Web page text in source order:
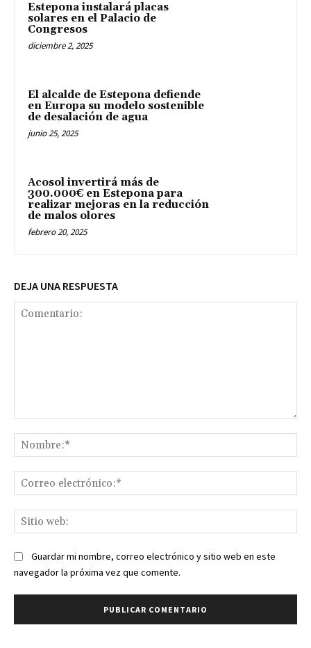
Estepona instalará placas
solares en el Palacio de
Congresos
diciembre 2, 2025
El alcalde de Estepona defiende
en Europa su modelo sostenible
de desalación de agua
junio 25, 2025
Acosol invertirá más de
300.000€ en Estepona para
realizar mejoras en la reducción
de malos olores
febrero 20, 2025
DEJA UNA RESPUESTA
Guardar mi nombre, correo electrónico y sitio web en este
navegador la próxima vez que comente.